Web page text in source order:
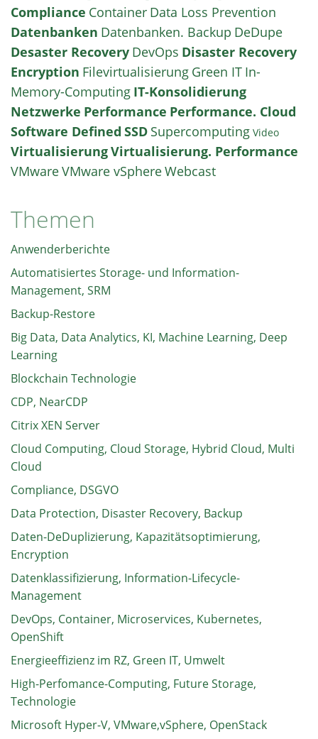
Compliance Container Data Loss Prevention
Datenbanken Datenbanken. Backup DeDupe
Desaster Recovery DevOps Disaster Recovery
Encryption Filevirtualisierung Green IT In-
Memory-Computing IT-Konsolidierung
Netzwerke Performance Performance. Cloud
Software Defined SSD Supercomputing Video
VirtualisierungVirtualisierung. Performance
VMwareVMware vSphereWebcast
Themen
Anwenderberichte
Automatisiertes Storage- und Information-
Management, SRM
Backup-Restore
Big Data, Data Analytics, KI, Machine Learning, Deep
Learning
Blockchain Technologie
CDP, NearCDP
Citrix XEN Server
Cloud Computing, Cloud Storage, Hybrid Cloud, Multi
Cloud
Compliance, DSGVO
Data Protection, Disaster Recovery, Backup
Daten-DeDuplizierung, Kapazitätsoptimierung,
Encryption
Datenklassifizierung, Information-Lifecycle-
Management
DevOps, Container, Microservices, Kubernetes,
OpenShift
Energieeffizienz im RZ, Green IT, Umwelt
High-Perfomance-Computing, Future Storage,
Technologie
Microsoft Hyper-V, VMware,vSphere, OpenStack